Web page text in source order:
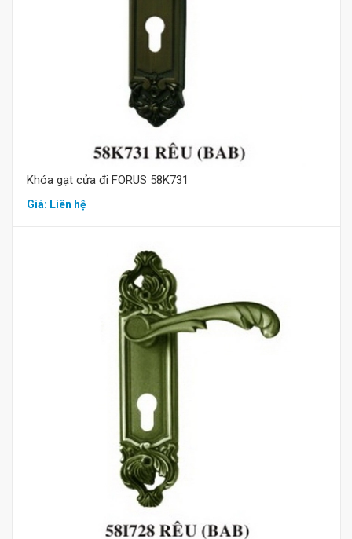
Mua hàng
Khóa gạt cửa đi FORUS 58K731
Giá: Liên hệ